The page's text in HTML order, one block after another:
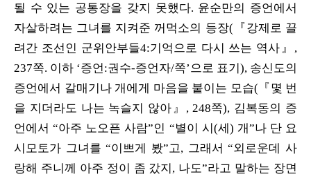
될 수 있는 공통장을 갖지 못했다. 윤순만의 증언에서
자살하려는 그녀를 지켜준 꺼먹소의 등장(『강제로 끌
려간 조선인 군위안부들4:기억으로 다시 쓰는 역사』,
237쪽. 이하 ‘증언:권수-증언자/쪽’으로 표기), 송신도의
증언에서 갈매기나 개에게 마음을 붙이는 모습(『몇 번
을 지더라도 나는 녹슬지 않아』, 248쪽), 김복동의 증
언에서 “아주 노오픈 사람”인 “별이 시(세) 개”나 단 요
시모토가 그녀를 “이쁘게 봤”고, 그래서 “외로운데 사
랑해 주니께 아주 정이 좀 갔지, 나도”라고 말하는 장면